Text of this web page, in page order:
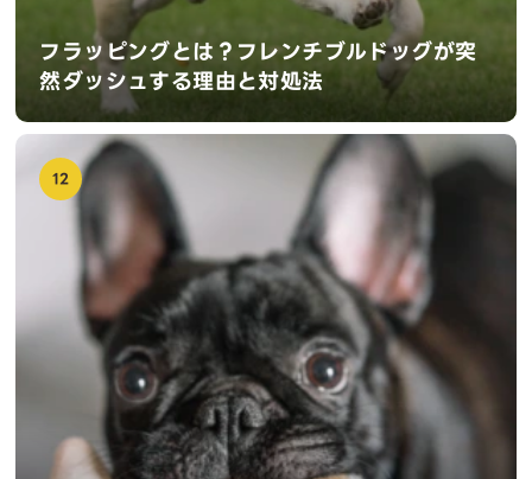
フラッピングとは？フレンチブルドッグが突
然ダッシュする理由と対処法
12